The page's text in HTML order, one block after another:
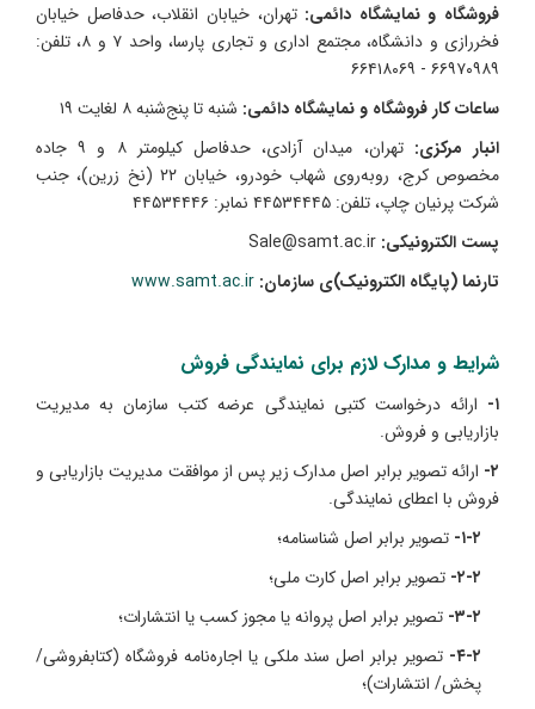
فروشگاه و نمایشگاه دائمی: تهران، خیابان انقلاب، حدفاصل خیابان
فخررازی و دانشگاه، مجتمع اداری و تجاری پارسا، واحد ۷ و ۸، تلفن:
۶۶۹۷۰۹۸۹ - ۶۶۴۱۸۰۶۹
ساعات کار فروشگاه و نمایشگاه دائمی: شنبه تا پنج‌شنبه‌ ۸ لغایت ۱۹
انبار مرکزی:
تهران، میدان آزادی، حدفاصل کیلومتر ۸ و ۹ جاده
مخصوص کرج، روبه‌روی شهاب خودرو، خیابان ۲۲ (نخ زرین)، جنب
شرکت پرنیان چاپ، تلفن: ۴۴۵۳۴۴۴۵ نمابر: ۴۴۵۳۴۴۴۶
پست الکترونیکی: Sale@samt.ac.ir
تارنما (پایگاه الکترونیک)ی سازمان: www.samt.ac.ir
شرایط و مدارک لازم برای نمایندگی فروش
۱-
ارائه درخواست کتبی نمایندگی عرضه کتب سازمان به مدیریت
بازاریابی و فروش.
۲- ارائه تصویر برابر اصل مدارک زیر پس از موافقت مدیریت بازاریابی و
فروش با اعطای نمایندگی.
۱-۲- تصویر برابر اصل شناسنامه؛
۲-۲- تصویر برابر اصل کارت ملی؛
۳-۲- تصویر برابر اصل پروانه یا مجوز کسب یا انتشارات؛
۴-۲- تصویر برابر اصل سند ملکی یا اجاره‌نامه فروشگاه (کتابفروشی/
پخش/ انتشارات)؛